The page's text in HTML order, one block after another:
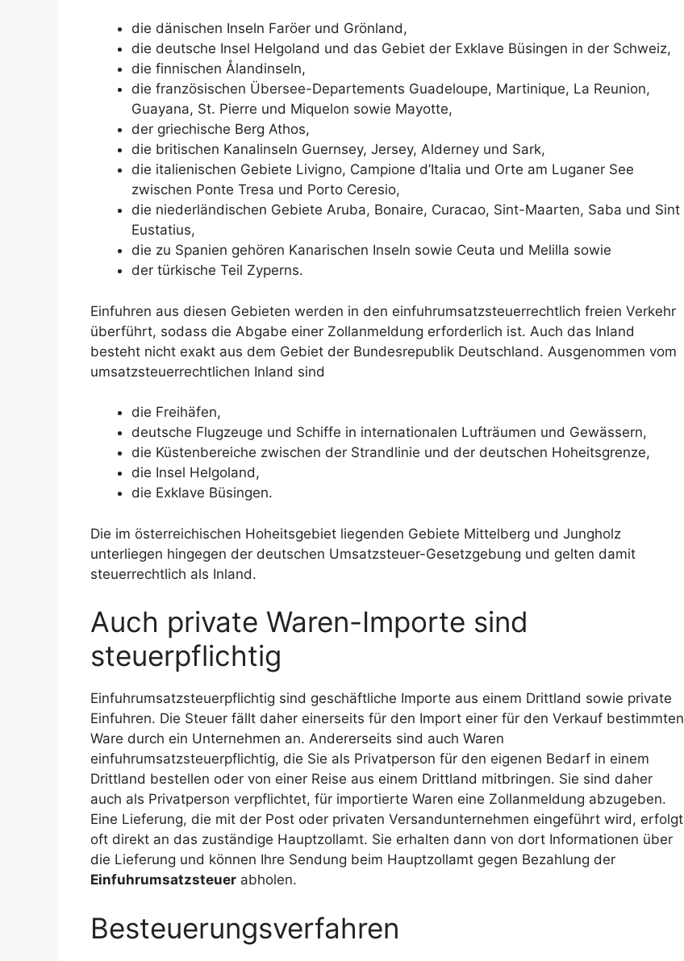
die dänischen Inseln Faröer und Grönland,
die deutsche Insel Helgoland und das Gebiet der Exklave Büsingen in der Schweiz,
die finnischen Ålandinseln,
die französischen Übersee-Departements Guadeloupe, Martinique, La Reunion,
Guayana, St. Pierre und Miquelon sowie Mayotte,
der griechische Berg Athos,
die britischen Kanalinseln Guernsey, Jersey, Alderney und Sark,
die italienischen Gebiete Livigno, Campione d’Italia und Orte am Luganer See
zwischen Ponte Tresa und Porto Ceresio,
die niederländischen Gebiete Aruba, Bonaire, Curacao, Sint-Maarten, Saba und Sint
Eustatius,
die zu Spanien gehören Kanarischen Inseln sowie Ceuta und Melilla sowie
der türkische Teil Zyperns.
Einfuhren aus diesen Gebieten werden in den einfuhrumsatzsteuerrechtlich freien Verkehr
überführt, sodass die Abgabe einer Zollanmeldung erforderlich ist. Auch das Inland
besteht nicht exakt aus dem Gebiet der Bundesrepublik Deutschland. Ausgenommen vom
umsatzsteuerrechtlichen Inland sind
die Freihäfen,
deutsche Flugzeuge und Schiffe in internationalen Lufträumen und Gewässern,
die Küstenbereiche zwischen der Strandlinie und der deutschen Hoheitsgrenze,
die Insel Helgoland,
die Exklave Büsingen.
Die im österreichischen Hoheitsgebiet liegenden Gebiete Mittelberg und Jungholz
unterliegen hingegen der deutschen Umsatzsteuer-Gesetzgebung und gelten damit
steuerrechtlich als Inland.
Auch private Waren-Importe sind
steuerpflichtig
Einfuhrumsatzsteuerpflichtig sind geschäftliche Importe aus einem Drittland sowie private
Einfuhren. Die Steuer fällt daher einerseits für den Import einer für den Verkauf bestimmten
Ware durch ein Unternehmen an. Andererseits sind auch Waren
einfuhrumsatzsteuerpflichtig, die Sie als Privatperson für den eigenen Bedarf in einem
Drittland bestellen oder von einer Reise aus einem Drittland mitbringen. Sie sind daher
auch als Privatperson verpflichtet, für importierte Waren eine Zollanmeldung abzugeben.
Eine Lieferung, die mit der Post oder privaten Versandunternehmen eingeführt wird, erfolgt
oft direkt an das zuständige Hauptzollamt. Sie erhalten dann von dort Informationen über
die Lieferung und können Ihre Sendung beim Hauptzollamt gegen Bezahlung der
Einfuhrumsatzsteuer abholen.
Besteuerungsverfahren